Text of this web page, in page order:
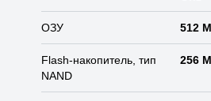
ОЗУ 512
Flash-накопитель, тип
NAND
256